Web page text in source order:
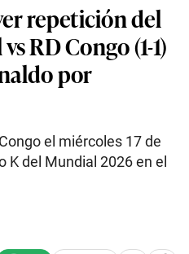
repetición del
RD Congo (1-1)
por
el miércoles 17 de
K del Mundial 2026 en el